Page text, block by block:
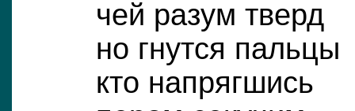
чей разум тверд
но гнутся пальцы
кто напрягшись